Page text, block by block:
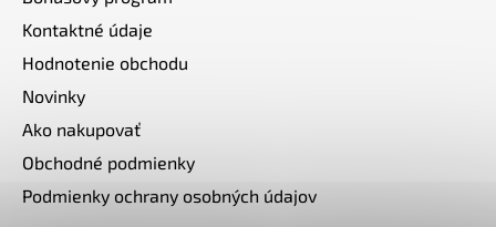
Kontaktné údaje
Hodnotenie obchodu
Novinky
Ako nakupovať
Obchodné podmienky
Podmienky ochrany osobných údajov